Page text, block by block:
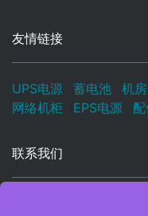
友情链接
UPS电源 蓄电池 机
网络机柜
EPS电源
联系我们